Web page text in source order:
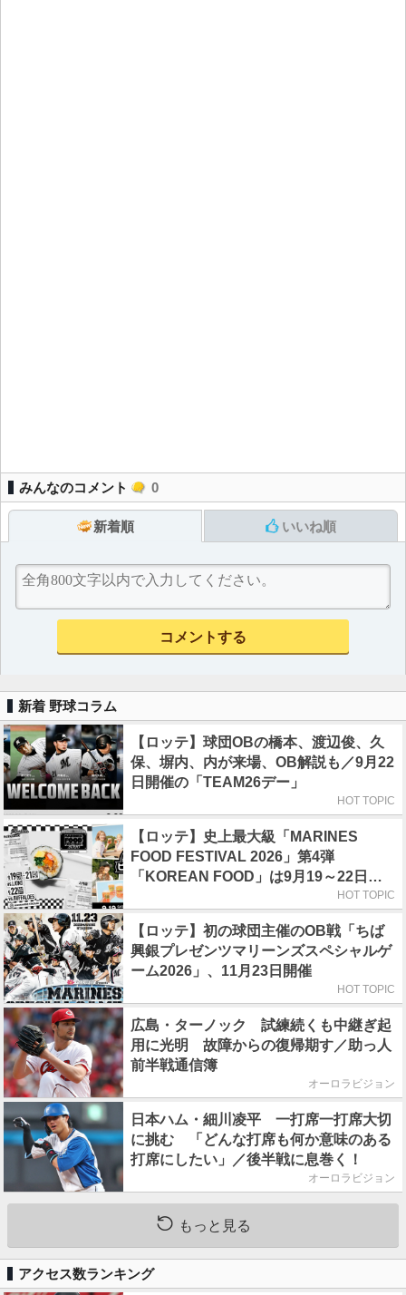
みんなのコメント 0
新着順 いいね順
新着 野球コラム
【ロッテ】球団OBの橋本、渡辺俊、久
保、塀内、内が来場、OB解説も／9月22
日開催の「TEAM26デー」
HOT TOPIC
【ロッテ】史上最大級「MARINES
FOOD FESTIVAL 2026」第4弾
「KOREAN FOOD」は9月19～22日／
HOT TOPIC
【ロッテ】初の球団主催のOB戦「ちば
興銀プレゼンツマリーンズスペシャルゲ
ーム2026」、11月23日開催
HOT TOPIC
広島・ターノック 試練続くも中継ぎ起
用に光明 故障からの復帰期す／助っ人
前半戦通信簿
オーロラビジョン
日本ハム・細川凌平 一打席一打席大切
に挑む 「どんな打席も何か意味のある
打席にしたい」／後半戦に息巻く！
オーロラビジョン
もっと見る
アクセス数ランキング